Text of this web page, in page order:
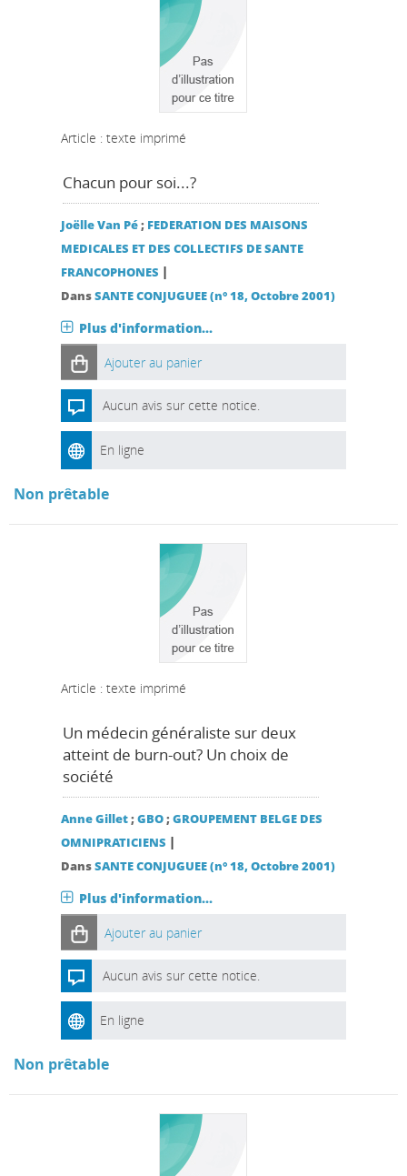
Article : texte imprimé
Chacun pour soi...?
Joëlle Van Pé; FEDERATION DES MAISONS
MEDICALES ET DES COLLECTIFS DE SANTE
FRANCOPHONES |
DansSANTE CONJUGUEE (n° 18, Octobre 2001)
Plus d'information...
Ajouter au panier
Aucun avis sur cette notice.
En ligne
Non prêtable
Article : texte imprimé
Un médecin généraliste sur deux
atteint de burn-out? Un choix de
société
Anne Gillet;GBO;GROUPEMENT BELGE DES
OMNIPRATICIENS |
DansSANTE CONJUGUEE (n° 18, Octobre 2001)
Plus d'information...
Ajouter au panier
Aucun avis sur cette notice.
En ligne
Non prêtable